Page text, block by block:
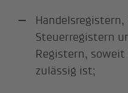
Steuerregistern
Registern,
zulässig ist;